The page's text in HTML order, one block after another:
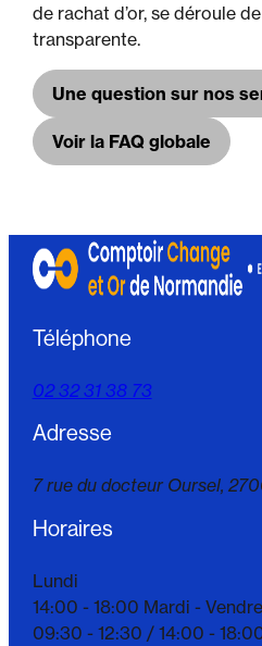
de rachat d’or, se déroule
transparente.
Une question sur nos
Voir la FAQ globale
Téléphone
02 32 31 38 73
Adresse
7 rue du docteur Oursel,
Horaires
Lundi
14:00 - 18:00 Mardi -
09:30 - 12:30 / 14:00 -